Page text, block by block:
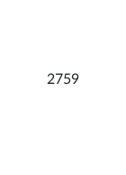
2759